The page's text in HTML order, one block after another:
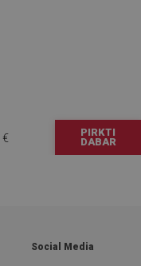
€
PIRKTI
DABAR
Social Media